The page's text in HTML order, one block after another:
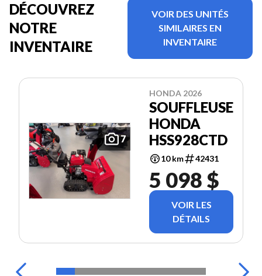
DÉCOUVREZ
NOTRE
INVENTAIRE
VOIR DES UNITÉS
SIMILAIRES EN
INVENTAIRE
7
HONDA 2026
SOUFFLEUSE
HONDA
HSS928CTD
10 km 42431
5 098 $
VOIR LES
DÉTAILS